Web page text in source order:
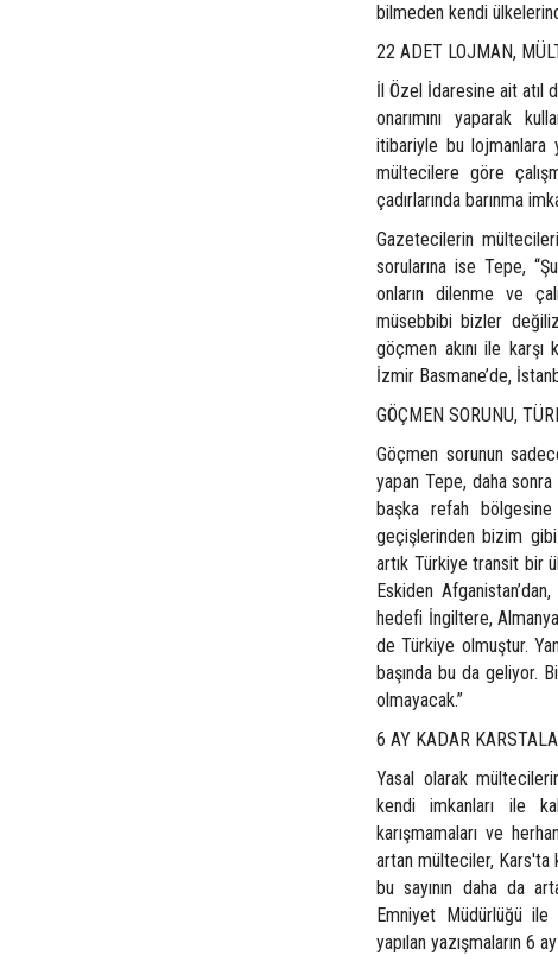
bilmeden kendi
22 ADET LOJMAN,
İl Özel İdaresine ait atıl
onarımını yaparak
itibariyle bu lojmanlara
mültecilere göre
çadırlarında barınma
Gazetecilerin
sorularına ise Tepe,
onların dilenme ve
müsebbibi bizler
göçmen akını ile karşı
İzmir Basmane’de,
GÖÇMEN SORUNU,
Göçmen sorunun
yapan Tepe, daha
başka refah
geçişlerinden bizim
artık Türkiye transit bir
Eskiden
hedefi İngiltere,
de Türkiye olmuştur.
başında bu da geliyor.
olmayacak.”
6 AY KADAR
Yasal olarak
kendi imkanları ile
karışmamaları ve
artan mülteciler, Kars'ta
bu sayının daha da
Emniyet Müdürlüğü
yapılan yazışmaların 6